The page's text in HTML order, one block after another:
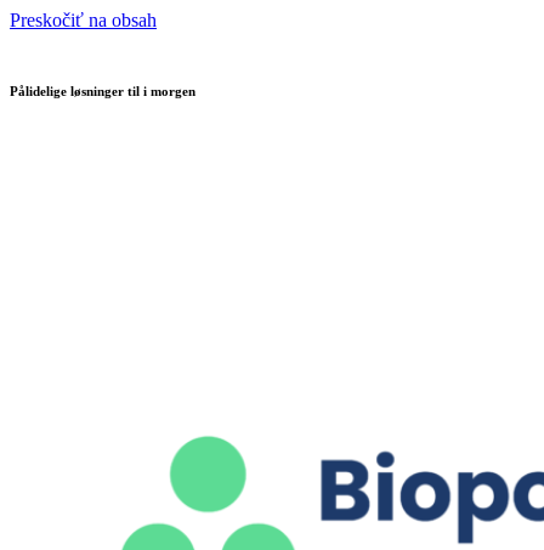
Preskočiť na obsah
Pålidelige løsninger til i morgen